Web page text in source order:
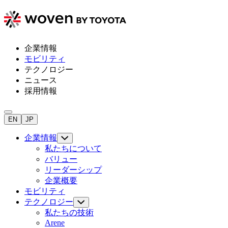
企業情報
モビリティ
テクノロジー
ニュース
採用情報
EN JP
企業情報
私たちについて
バリュー
リーダーシップ
企業概要
モビリティ
テクノロジー
私たちの技術
Arene